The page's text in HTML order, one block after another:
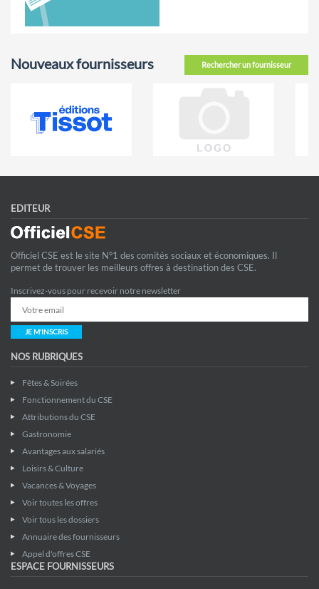
Rechercher un fournisseur
Nouveaux fournisseurs
EDITEUR
Officiel CSE est le site N°1 des comités sociaux et économiques. Il
permet de trouver les meilleurs offres à destination des CSE.
Inscrivez-vous pour recevoir notre newsletter
JE M'INSCRIS
NOS RUBRIQUES
Fêtes & Soirées
Fonctionnement du CSE
Attributions du CSE
Gastronomie
Avantages aux salariés
Loisirs & Culture
Vacances & Voyages
Voir toutes les offres
Voir tous les dossiers
Annuaire des fournisseurs
Appel d'offres CSE
ESPACE FOURNISSEURS